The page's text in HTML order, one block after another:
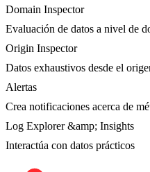
Domain Inspector
Evaluación de datos a nivel de
Origin Inspector
Datos exhaustivos desde el
Alertas
Crea notificaciones acerca de
Log Explorer &amp; Insights
Interactúa con datos prácticos